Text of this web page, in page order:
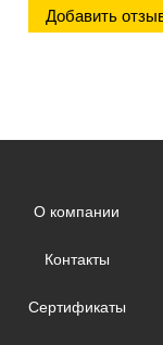
О компании
Контакты
Сертификаты